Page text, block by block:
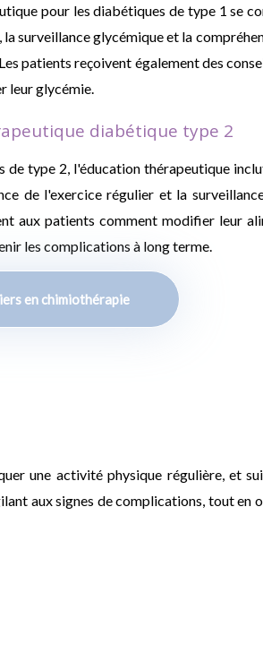
pour les diabétiques de type 1 se
surveillance glycémique et la
patients reçoivent également des
leur glycémie.
diabétique type 2
de type 2, l'éducation thérapeutique
de l'exercice régulier et la
aux patients comment modifier leur
les complications à long terme.
en chimiothérapie
une activité physique régulière, et
aux signes de complications, tout en